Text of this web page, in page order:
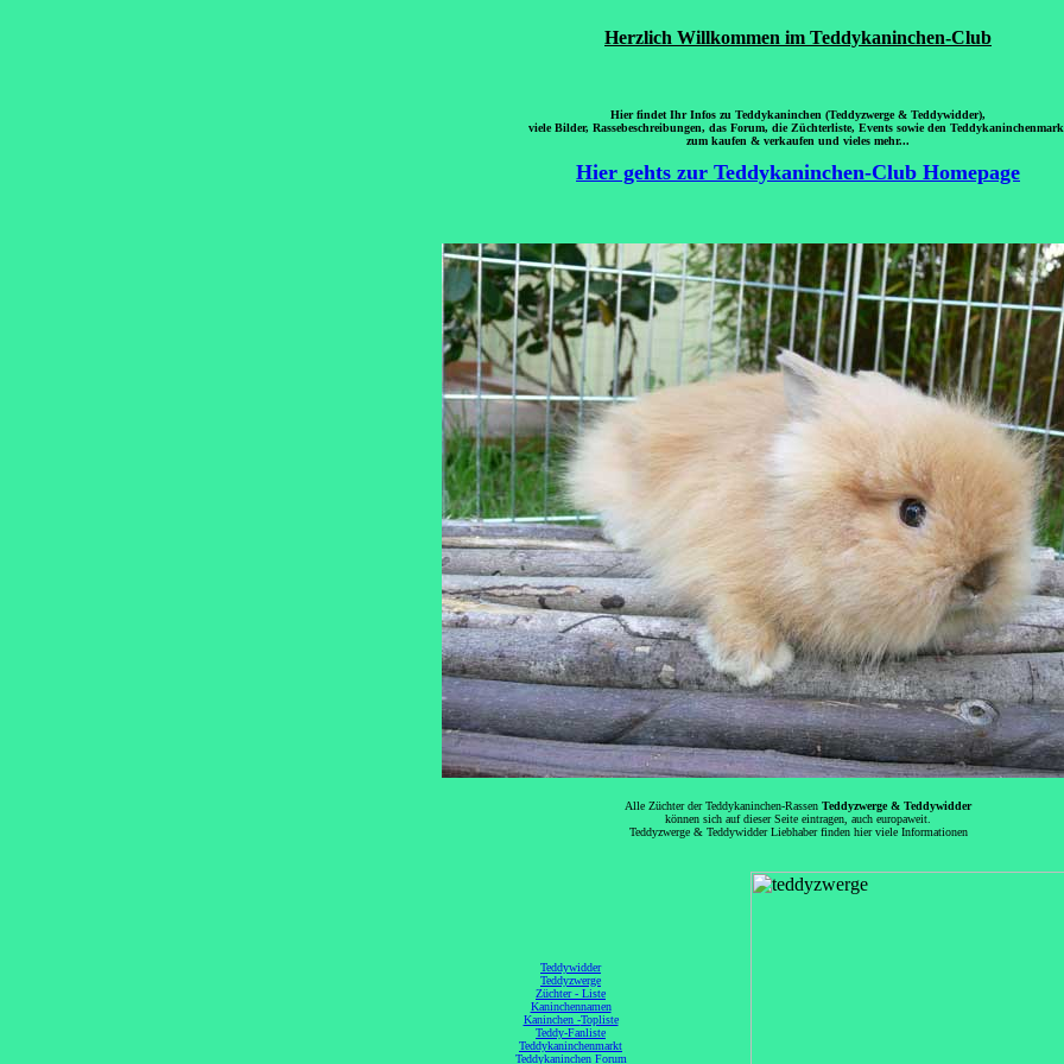
Herzlich Willkommen im Teddykaninchen-Club
Hier findet Ihr Infos zu Teddykaninchen (Teddyzwerge & Teddywidder),
viele Bilder, Rassebeschreibungen, das Forum, die Züchterliste, Events sowie den
zum kaufen & verkaufen und vieles mehr...
Hier gehts zur Teddykaninchen-Club Homepage
Alle Züchter der Teddykaninchen-Rassen Teddyzwerge & Teddywidder
können sich auf dieser Seite eintragen, auch europaweit.
Teddyzwerge & Teddywidder Liebhaber finden hier viele Informationen
Teddywidder
Teddyzwerge
Züchter - Liste
Kaninchennamen
Kaninchen -Topliste
Teddy-Fanliste
Teddykaninchenmarkt
Teddykaninchen Forum